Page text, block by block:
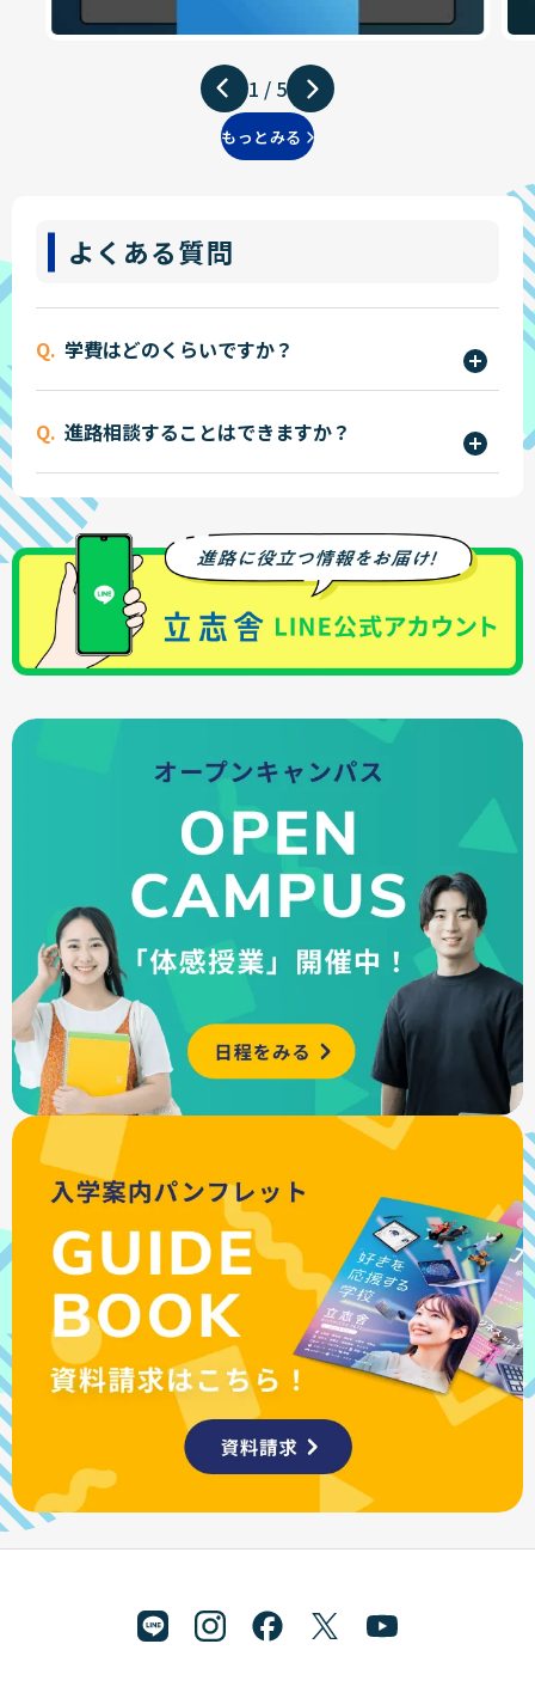
1 / 5
もっとみる
よくある質問
学費はどのくらいですか？
金・授業料・実習費などを含めた年間費用を明確
にご案内しています。
詳しくはこちら
また、国や公的機関の各種学費支援制度に加えて、
立志舎独自の支援制度もあり、安心して学べる環
境を整えています。
詳しくはこちら
進路相談することはできますか？
・オープンキャンパス
・進路相談会
・オンライン進路個別相談会
・会場ガイダンス
など、状況に応じて相談することができます。